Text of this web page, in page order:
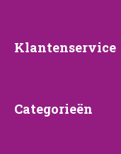
Klantenservice
Categorieën
Categorieën